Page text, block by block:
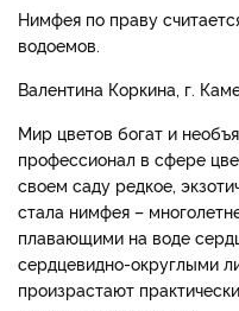
Нимфея по праву
водоемов.
Валентина Коркина, г.
Мир цветов богат и
профессионал в сфере
своем саду редкое,
стала нимфея –
плавающими на воде
сердцевидно-округлыми
произрастают